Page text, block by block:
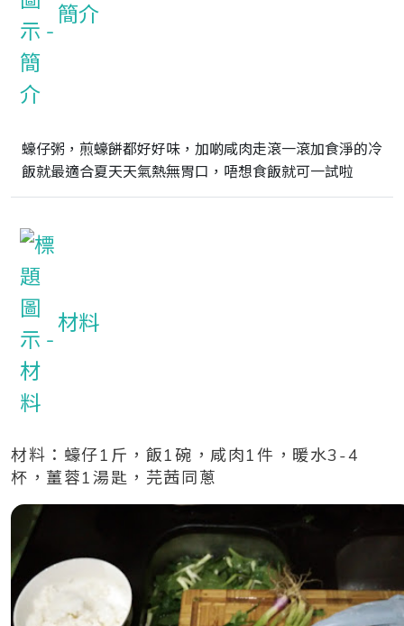
簡介
蠔仔粥，煎蠔餅都好好味，加啲咸肉走滾一滾加食淨的冷
飯就最適合夏天天氣熱無胃口，唔想食飯就可一試啦
材料
材料：蠔仔1斤，飯1碗，咸肉1件，暖水3-4
杯，薑蓉1湯匙，芫茜同蔥